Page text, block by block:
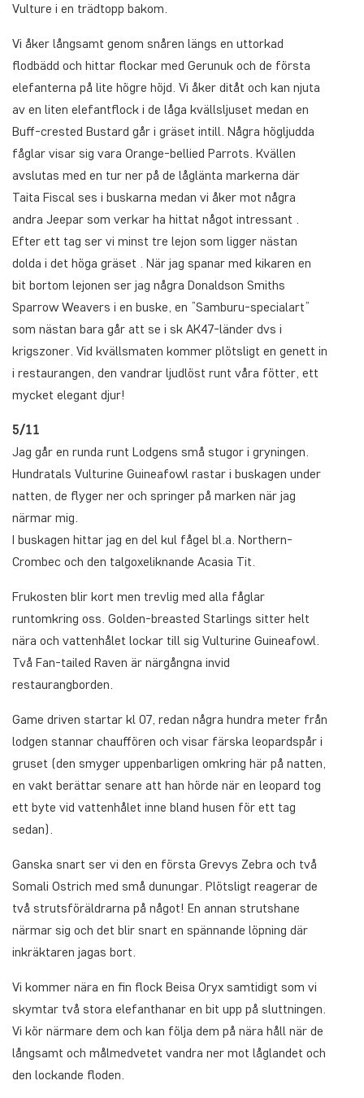
Vulture i en trädtopp bakom.
Vi åker långsamt genom snåren längs en uttorkad
flodbädd och hittar flockar med Gerunuk och de första
elefanterna på lite högre höjd. Vi åker ditåt och kan njuta
av en liten elefantflock i de låga kvällsljuset medan en
Buff-crested Bustard går i gräset intill. Några högljudda
fåglar visar sig vara Orange-bellied Parrots. Kvällen
avslutas med en tur ner på de låglänta markerna där
Taita Fiscal ses i buskarna medan vi åker mot några
andra Jeepar som verkar ha hittat något intressant .
Efter ett tag ser vi minst tre lejon som ligger nästan
dolda i det höga gräset . När jag spanar med kikaren en
bit bortom lejonen ser jag några Donaldson Smiths
Sparrow Weavers i en buske, en ”Samburu-specialart”
som nästan bara går att se i sk AK47-länder dvs i
krigszoner. Vid kvällsmaten kommer plötsligt en genett in
i restaurangen, den vandrar ljudlöst runt våra fötter, ett
mycket elegant djur!
5/11
Jag går en runda runt Lodgens små stugor i gryningen.
Hundratals Vulturine Guineafowl rastar i buskagen under
natten, de flyger ner och springer på marken när jag
närmar mig.
I buskagen hittar jag en del kul fågel bl.a. Northern-
Crombec och den talgoxeliknande Acasia Tit.
Frukosten blir kort men trevlig med alla fåglar
runtomkring oss. Golden-breasted Starlings sitter helt
nära och vattenhålet lockar till sig Vulturine Guineafowl.
Två Fan-tailed Raven är närgångna invid
restaurangborden.
Game driven startar kl 07, redan några hundra meter från
lodgen stannar chauffören och visar färska leopardspår i
gruset (den smyger uppenbarligen omkring här på natten,
en vakt berättar senare att han hörde när en leopard tog
ett byte vid vattenhålet inne bland husen för ett tag
sedan).
Ganska snart ser vi den en första Grevys Zebra och två
Somali Ostrich med små dunungar. Plötsligt reagerar de
två strutsföräldrarna på något! En annan strutshane
närmar sig och det blir snart en spännande löpning där
inkräktaren jagas bort.
Vi kommer nära en fin flock Beisa Oryx samtidigt som vi
skymtar två stora elefanthanar en bit upp på sluttningen.
Vi kör närmare dem och kan följa dem på nära håll när de
långsamt och målmedvetet vandra ner mot låglandet och
den lockande floden.